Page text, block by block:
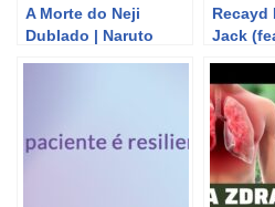
A Morte do Neji
Dublado | Naruto
Recayd
Jack